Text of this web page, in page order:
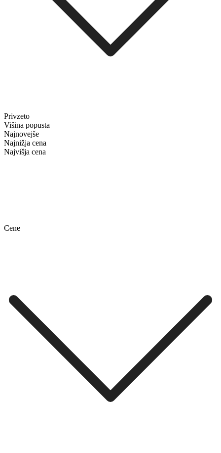
Privzeto
Višina popusta
Najnovejše
Najnižja cena
Najvišja cena
Cene